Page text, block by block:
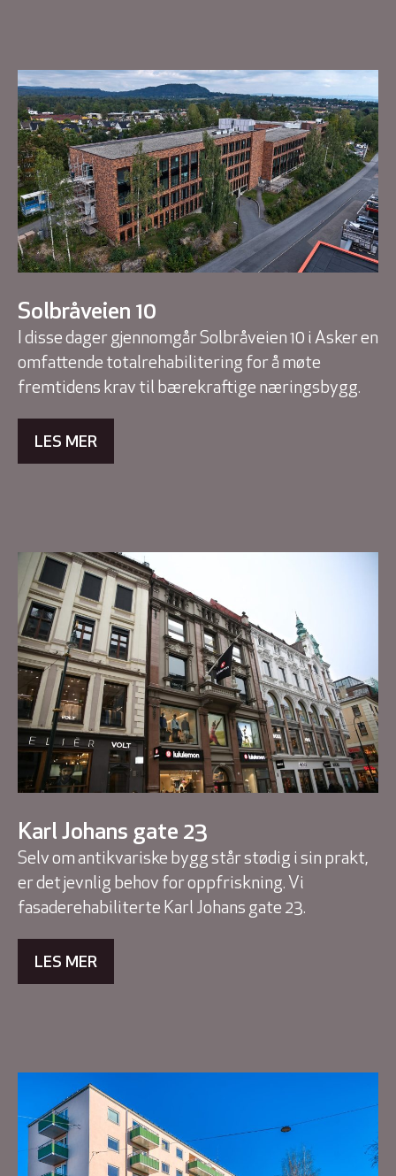
Solbråveien 10
I disse dager gjennomgår Solbråveien 10 i Asker en
omfattende totalrehabilitering for å møte
fremtidens krav til bærekraftige næringsbygg.
LES MER
Karl Johans gate 23
Selv om antikvariske bygg står stødig i sin prakt,
er det jevnlig behov for oppfriskning. Vi
fasaderehabiliterte Karl Johans gate 23.
LES MER